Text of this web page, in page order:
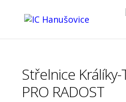
Střelnice Králíky-
PRO RADOST